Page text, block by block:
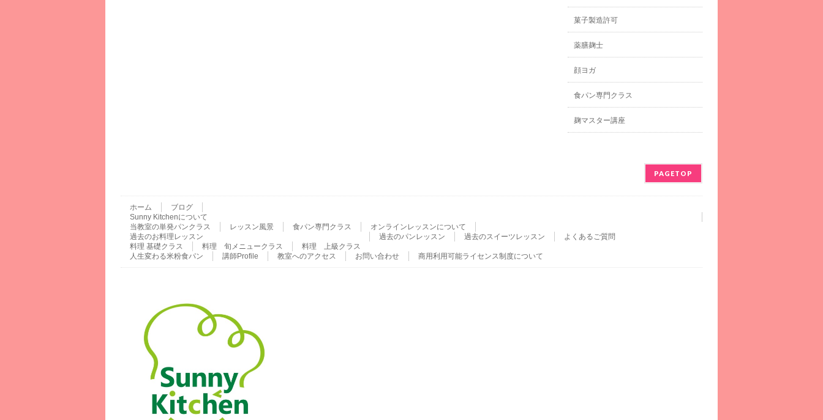
菓子製造許可
薬膳麹士
顔ヨガ
食パン専門クラス
麹マスター講座
PAGETOP
ホーム
ブログ
Sunny Kitchenについて
当教室の単発パンクラス
レッスン風景 食パン専門クラス
オンラインレッスンについて
過去のお料理レッスン
料理 基礎クラス
料理 旬メニュークラス 料理 上級クラス
過去のパンレッスン 過去のスイーツレッスン よくあるご質問
人生変わる米粉食パン 講師Profile 教室へのアクセス お問い合わせ 商用利用可能ライセンス制度について